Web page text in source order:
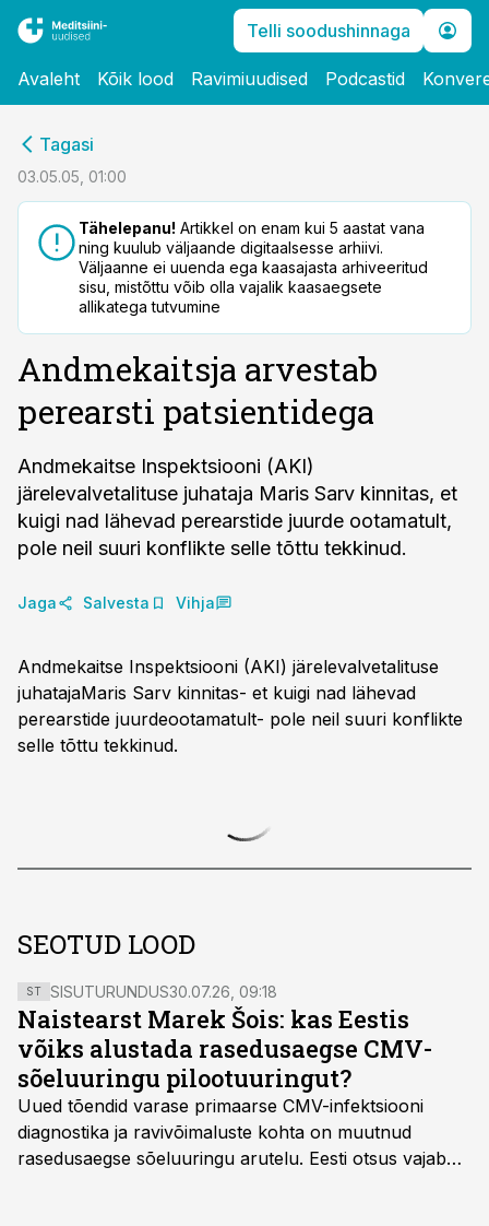
Telli soodushinnaga
Avaleht Kõik lood Ravimiuudised Podcastid
Tagasi
03.05.05, 01:00
Tähelepanu! Artikkel on enam kui 5 aastat vana
ning kuulub väljaande digitaalsesse arhiivi.
Väljaanne ei uuenda ega kaasajasta arhiveeritud
sisu, mistõttu võib olla vajalik kaasaegsete
allikatega tutvumine
Andmekaitsja arvestab
perearsti patsientidega
Andmekaitse Inspektsiooni (AKI)
järelevalvetalituse juhataja Maris Sarv kinnitas, et
kuigi nad lähevad perearstide juurde ootamatult,
pole neil suuri konflikte selle tõttu tekkinud.
Jaga Salvesta Vihja
Andmekaitse Inspektsiooni (AKI) järelevalvetalituse
juhatajaMaris Sarv kinnitas- et kuigi nad lähevad
perearstide juurdeootamatult- pole neil suuri konflikte
selle tõttu tekkinud.
SEOTUD LOOD
ST SISUTURUNDUS30.07.26, 09:18
Naistearst Marek Šois: kas Eestis
võiks alustada rasedusaegse CMV-
sõeluuringu pilootuuringut?
Uued tõendid varase primaarse CMV-infektsiooni
diagnostika ja ravivõimaluste kohta on muutnud
rasedusaegse sõeluuringu arutelu. Eesti otsus vajab